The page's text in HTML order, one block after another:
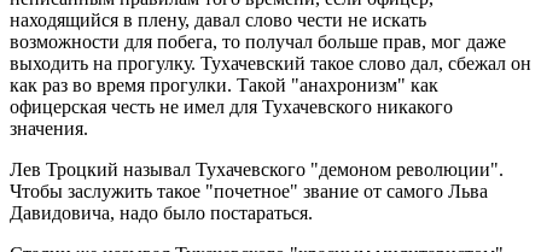
находящийся в плену, давал слово чести не искать
возможности для побега, то получал больше прав, мог даже
выходить на прогулку. Тухачевский такое слово дал, сбежал он
как раз во время прогулки. Такой "анахронизм" как
офицерская честь не имел для Тухачевского никакого
значения.
Лев Троцкий называл Тухачевского "демоном революции".
Чтобы заслужить такое "почетное" звание от самого Льва
Давидовича, надо было постараться.